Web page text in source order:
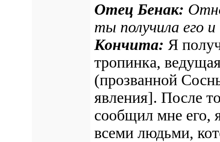
Отец Бенак:
ты получила его
Кончита: Я
тропинка,
(прозванной
явления]. После
сообщил мне его,
всеми людьми,